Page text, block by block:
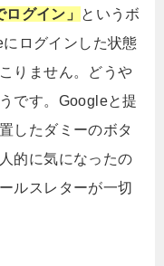
ログイン」
というボ
ログインした状態
りません。どうや
です。Googleと提
したダミーのボタ
的に気になったの
ルスレターが一切